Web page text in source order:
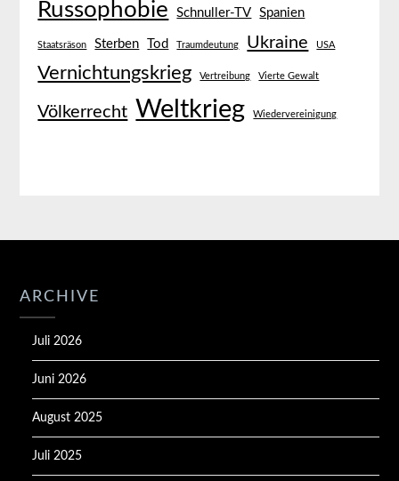
Russophobie Schnuller-TV Spanien
Staatsräson Sterben Tod Traumdeutung Ukraine USA
Vernichtungskrieg Vertreibung Vierte Gewalt
Völkerrecht Weltkrieg Wiedervereinigung
ARCHIVE
Juli 2026
Juni 2026
August 2025
Juli 2025